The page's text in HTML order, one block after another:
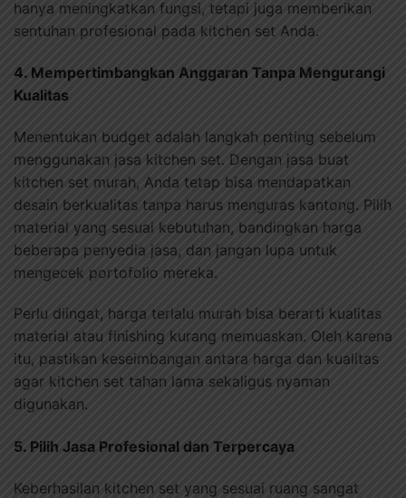
hanya meningkatkan fungsi, tetapi juga memberikan
sentuhan profesional pada kitchen set Anda.
4. Mempertimbangkan Anggaran Tanpa Mengurangi
Kualitas
Menentukan budget adalah langkah penting sebelum
menggunakan jasa kitchen set. Dengan jasa buat
kitchen set murah, Anda tetap bisa mendapatkan
desain berkualitas tanpa harus menguras kantong. Pilih
material yang sesuai kebutuhan, bandingkan harga
beberapa penyedia jasa, dan jangan lupa untuk
mengecek portofolio mereka.
Perlu diingat, harga terlalu murah bisa berarti kualitas
material atau finishing kurang memuaskan. Oleh karena
itu, pastikan keseimbangan antara harga dan kualitas
agar kitchen set tahan lama sekaligus nyaman
digunakan.
5. Pilih Jasa Profesional dan Terpercaya
Keberhasilan kitchen set yang sesuai ruang sangat